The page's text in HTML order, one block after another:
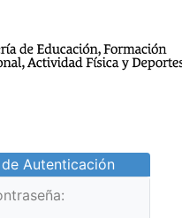
Autenticación